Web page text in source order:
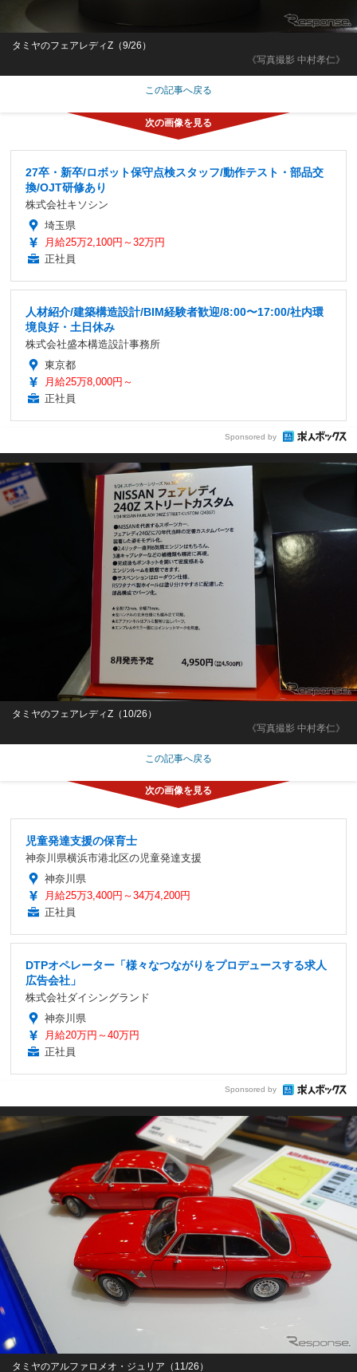
《写真撮影 中村孝仁》
タミヤのフェアレディZ（9/26）
この記事へ戻る
27卒・新卒/ロボット保守点検スタッフ/動作テスト・部品交
換/OJT研修あり
株式会社キソシン
埼玉県
月給25万2,100円～32万円
正社員
人材紹介/建築構造設計/BIM経験者歓迎/8:00〜17:00/社内環
境良好・土日休み
株式会社盛本構造設計事務所
東京都
月給25万8,000円～
正社員
Sponsored by
《写真撮影 中村孝仁》
タミヤのフェアレディZ（10/26）
この記事へ戻る
児童発達支援の保育士
神奈川県横浜市港北区の児童発達支援
神奈川県
月給25万3,400円～34万4,200円
正社員
DTPオペレーター「様々なつながりをプロデュースする求人
広告会社」
株式会社ダイシングランド
神奈川県
月給20万円～40万円
正社員
Sponsored by
タミヤのアルファロメオ・ジュリア（11/26）